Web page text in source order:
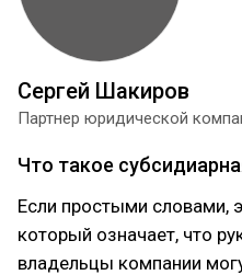
Сергей Шакиров
Партнер юридической
Что такое
Если простыми словами,
который означает, что
владельцы компании